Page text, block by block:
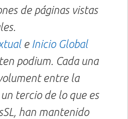
de páginas vistas
e Inicio Global
podium. Cada una
entre la
tercio de lo que es
han mantenido